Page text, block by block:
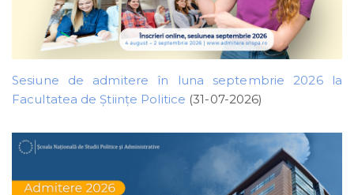
Sesiune de admitere în luna septembrie 2026 la
Facultatea de Științe Politice (31-07-2026)